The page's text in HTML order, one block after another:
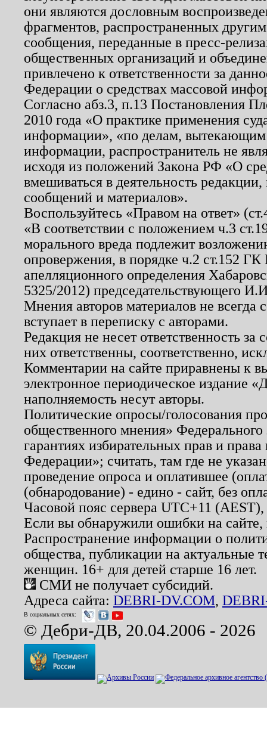
они являются дословным
фрагментов, распространенных
сообщения, переданные в пресс-
общественных организаций и
привлечено к ответственности за
Федерации о средствах массовой
Согласно абз.3, п.13 Постановления
2010 года «О практике применения
информации», «по делам, вытекающим
информации, распространитель не
исходя из положений Закона РФ «О
вмешиваться в деятельность
сообщений и материалов».
Воспользуйтесь «Правом на ответ»
«В соответствии с положением ч.3
морального вреда подлежит
опровержения, в порядке ч.2 ст.152
апелляционного определения
5325/2012) председательствующего
Мнения авторов материалов не
вступает в переписку с авторами.
Редакция не несет ответственность
них ответственны, соответственно,
Комментарии на сайте приравнены к
электронное периодическое издание
наполняемость несут авторы.
Политические опросы/голосования
общественного мнения»
гарантиях избирательных прав и
Федерации»; считать, там где не
проведение опроса и оплатившее
(обнародование) - едино - сайт, без
Часовой пояс сервера UTC+11
Если вы обнаружили ошибки на
Распространение информации о
общества, публикации на актуальные
женщин. 16+ для детей старше 16 лет.
СМИ не получает субсидий.
Адреса сайта: DEBRI-DV.COM,
В социальных сетях:
© Дебри-ДВ, 20.04.2006 - 2026